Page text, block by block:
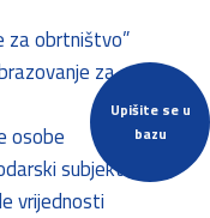
Upišite se u
bazu
za obrtništvo”
za
osobe
subjekti
vrijednosti